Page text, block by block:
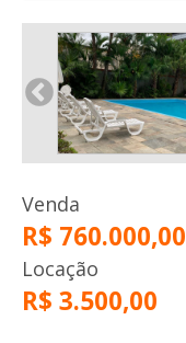
Venda
R$ 760.000,00
Locação
R$ 3.500,00